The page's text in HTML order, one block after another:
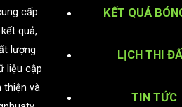
cấp
quả,
lượng
liệu cập
thiện và
KẾT QUẢ
LỊCH THI
TIN TỨC